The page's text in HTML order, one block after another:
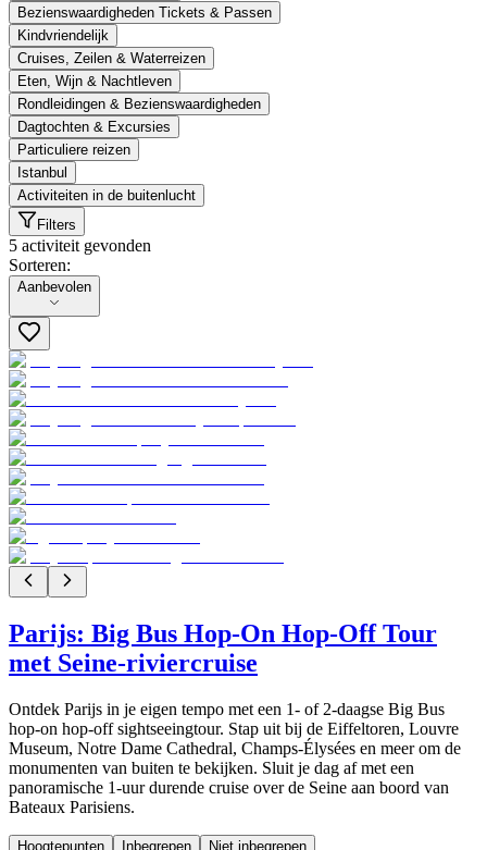
Bezienswaardigheden Tickets & Passen
Kindvriendelijk
Cruises, Zeilen & Waterreizen
Eten, Wijn & Nachtleven
Rondleidingen & Bezienswaardigheden
Dagtochten & Excursies
Particuliere reizen
Istanbul
Activiteiten in de buitenlucht
Filters
5 activiteit gevonden
Sorteren:
Sorteren:
Aanbevolen
Parijs: Big Bus Hop-On Hop-Off Tour
met Seine-riviercruise
Ontdek Parijs in je eigen tempo met een 1- of 2-daagse Big Bus
hop-on hop-off sightseeingtour. Stap uit bij de Eiffeltoren, Louvre
Museum, Notre Dame Cathedral, Champs-Élysées en meer om de
monumenten van buiten te bekijken. Sluit je dag af met een
panoramische 1-uur durende cruise over de Seine aan boord van
Bateaux Parisiens.
Hoogtepunten Inbegrepen Niet inbegrepen